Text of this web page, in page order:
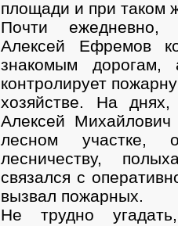
площади и при таком
Почти ежедневно,
Алексей Ефремов
знакомым
контролирует
хозяйстве. На днях,
Алексей
лесном участке,
лесничеству,
связался с
вызвал пожарных.
Не трудно